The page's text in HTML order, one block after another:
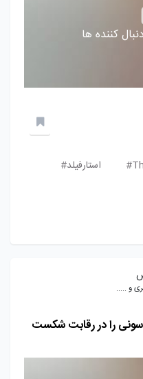
کننده ها
استارفیلد#
و .....
را در رقابت شکست